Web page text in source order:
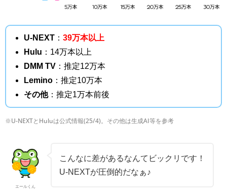
U-NEXT ： 39万本以上
Hulu ：14万本以上
DMM TV ：推定12万本
Lemino ：推定10万本
その他：推定1万本前後
※U-NEXTとHuluは公式情報(25/4)。その他は生成AI等を参考
エールくん
こんなに差があるなんてビックリです！
U-NEXTが圧倒的だなぁ♪